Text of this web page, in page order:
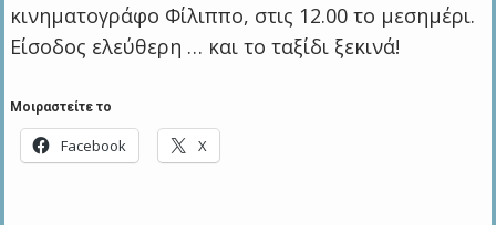
κινηματογράφο Φίλιππο, στις 12.00 το μεσημέρι.
Είσοδος ελεύθερη … και το ταξίδι ξεκινά!
Μοιραστείτε το
Facebook X